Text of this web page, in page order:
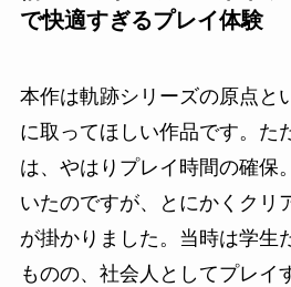
で快適すぎるプレイ体験
本作は軌跡シリーズの原点と
に取ってほしい作品です。た
は、やはりプレイ時間の確保
いたのですが、とにかくクリ
が掛かりました。当時は学生
ものの、社会人としてプレイ